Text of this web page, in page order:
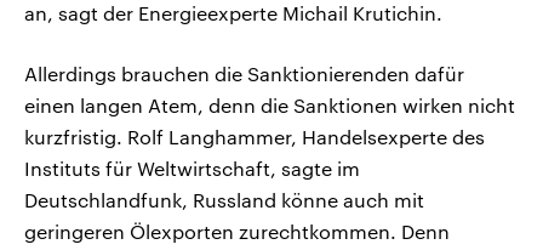
an, sagt der Energieexperte Michail Krutichin.
Allerdings brauchen die Sanktionierenden dafür
einen langen Atem, denn die Sanktionen wirken nicht
kurzfristig. Rolf Langhammer, Handelsexperte des
Instituts für Weltwirtschaft, sagte im
Deutschlandfunk, Russland könne auch mit
geringeren Ölexporten zurechtkommen. Denn